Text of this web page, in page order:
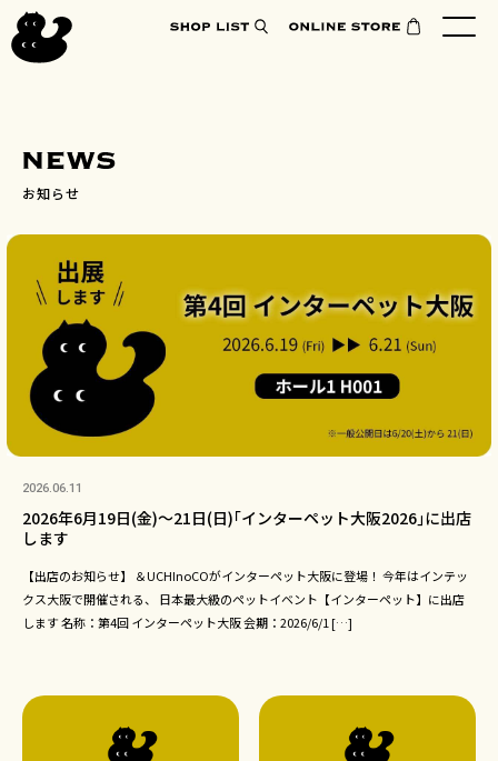
お知らせ
2026.06.11
2026年6月19日(金)～21日(日)｢インターペット大阪2026｣に出店
します
【出店のお知らせ】 ＆UCHInoCOがインターペット大阪に登場！ 今年はインテッ
クス大阪で開催される、 日本最大級のペットイベント【インターペット】に出店
します 名称：第4回 インターペット大阪 会期：2026/6/1 […]